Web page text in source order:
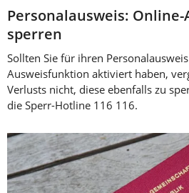
Personalausweis:
sperren
Sollten Sie für ihren
Ausweisfunktion aktiviert haben,
Verlusts nicht, diese ebenfalls zu
die Sperr-Hotline 116 116.